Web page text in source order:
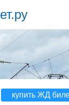
купить ЖД